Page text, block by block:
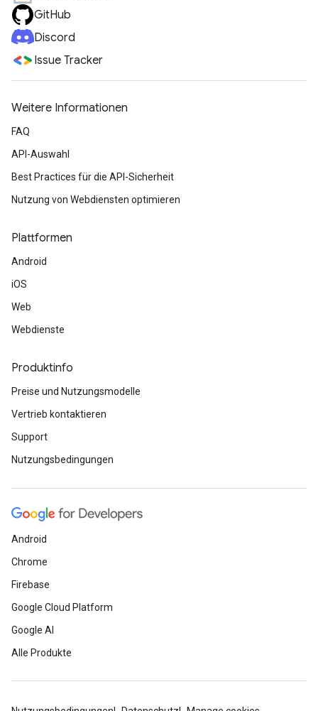
GitHub
Discord
Issue Tracker
Weitere Informationen
FAQ
API-Auswahl
Best Practices für die API-Sicherheit
Nutzung von Webdiensten optimieren
Plattformen
Android
iOS
Web
Webdienste
Produktinfo
Preise und Nutzungsmodelle
Vertrieb kontaktieren
Support
Nutzungsbedingungen
Android
Chrome
Firebase
Google Cloud Platform
Google AI
Alle Produkte